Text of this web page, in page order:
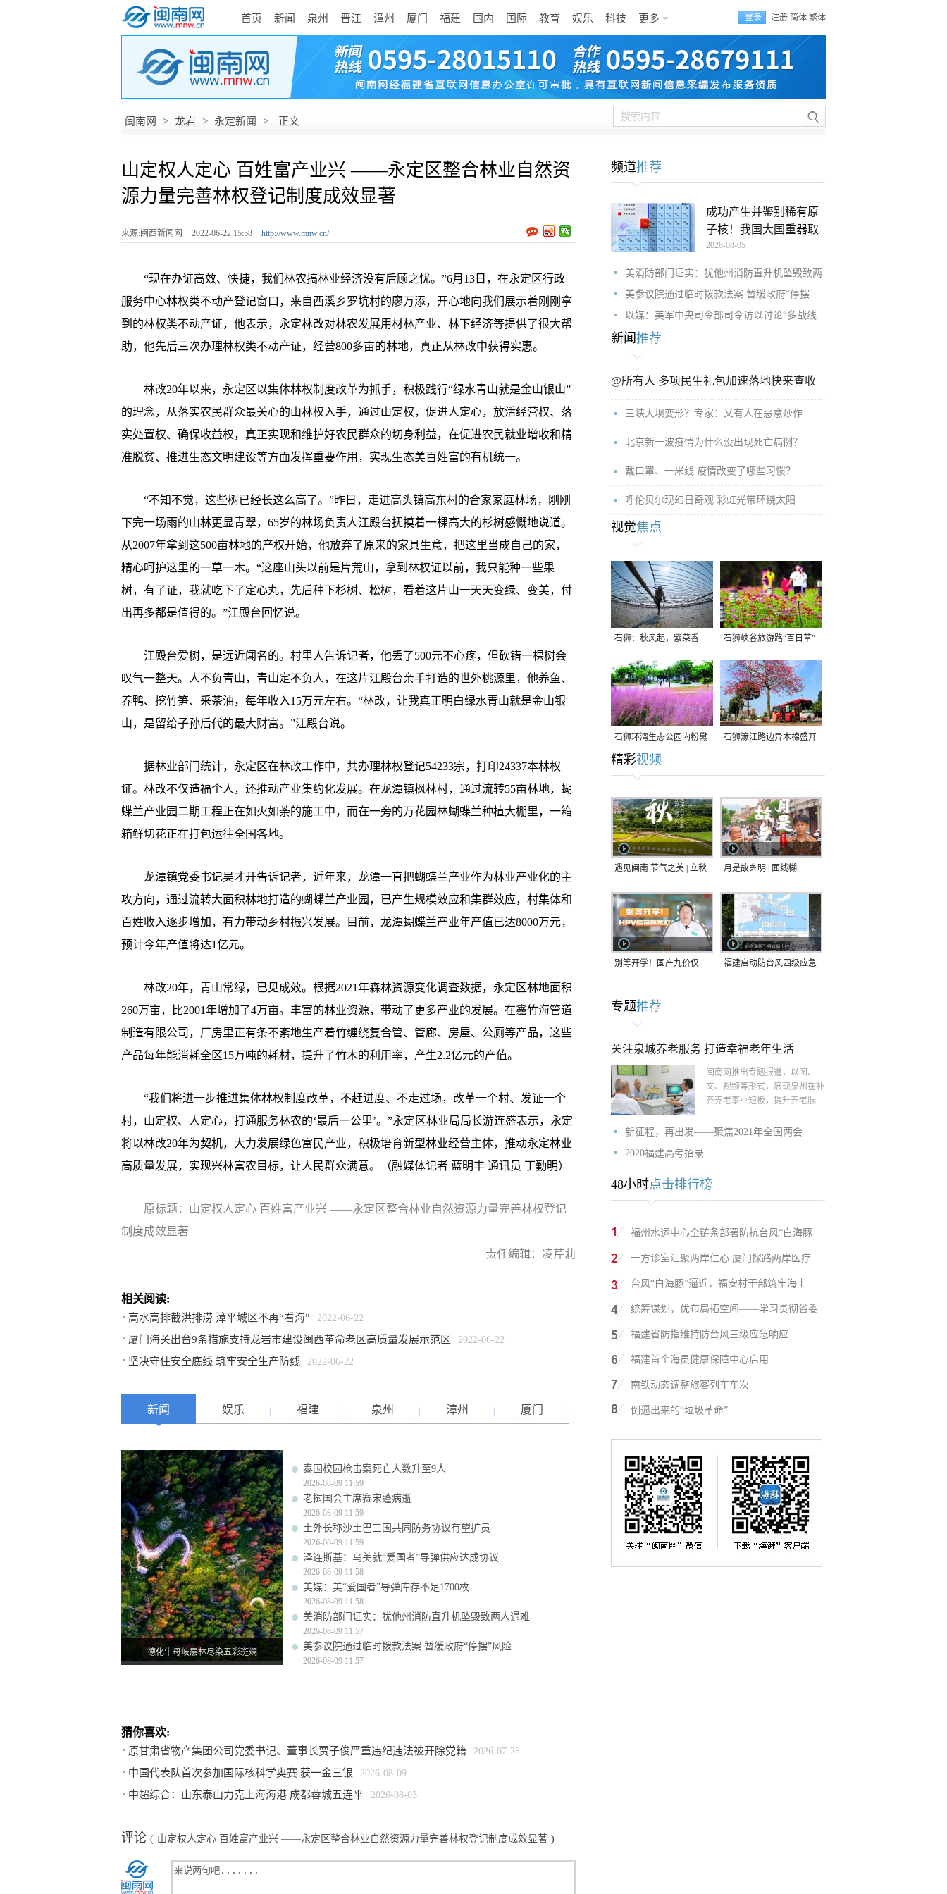
首页 新闻 泉州 晋江 漳州 厦门 福建 国内 国际 教育 娱乐 科技 更多 登录 注册 简体 繁体
闽南网 > 龙岩 > 永定新闻 > 正文
山定权人定心 百姓富产业兴 ——永定区整合林业自然资
源力量完善林权登记制度成效显著
来源:闽西新闻网 2022-06-22 15:58 http://www.mnw.cn/
“现在办证高效、快捷，我们林农搞林业经济没有后顾之忧。”6月13日，在永定区行政
服务中心林权类不动产登记窗口，来自西溪乡罗坑村的廖万添，开心地向我们展示着刚刚拿
到的林权类不动产证，他表示，永定林改对林农发展用材林产业、林下经济等提供了很大帮
助，他先后三次办理林权类不动产证，经营800多亩的林地，真正从林改中获得实惠。
林改20年以来，永定区以集体林权制度改革为抓手，积极践行“绿水青山就是金山银山”
的理念，从落实农民群众最关心的山林权入手，通过山定权，促进人定心，放活经营权、落
实处置权、确保收益权，真正实现和维护好农民群众的切身利益，在促进农民就业增收和精
准脱贫、推进生态文明建设等方面发挥重要作用，实现生态美百姓富的有机统一。
“不知不觉，这些树已经长这么高了。”昨日，走进高头镇高东村的合家家庭林场，刚刚
下完一场雨的山林更显青翠，65岁的林场负责人江殿台抚摸着一棵高大的杉树感慨地说道。
从2007年拿到这500亩林地的产权开始，他放弃了原来的家具生意，把这里当成自己的家，
精心呵护这里的一草一木。“这座山头以前是片荒山，拿到林权证以前，我只能种一些果
树，有了证，我就吃下了定心丸，先后种下杉树、松树，看着这片山一天天变绿、变美，付
出再多都是值得的。”江殿台回忆说。
江殿台爱树，是远近闻名的。村里人告诉记者，他丢了500元不心疼，但砍错一棵树会
叹气一整天。人不负青山，青山定不负人，在这片江殿台亲手打造的世外桃源里，他养鱼、
养鸭、挖竹笋、采茶油，每年收入15万元左右。“林改，让我真正明白绿水青山就是金山银
山，是留给子孙后代的最大财富。”江殿台说。
据林业部门统计，永定区在林改工作中，共办理林权登记54233宗，打印24337本林权
证。林改不仅造福个人，还推动产业集约化发展。在龙潭镇枫林村，通过流转55亩林地，蝴
蝶兰产业园二期工程正在如火如荼的施工中，而在一旁的万花园林蝴蝶兰种植大棚里，一箱
箱鲜切花正在打包运往全国各地。
龙潭镇党委书记吴才开告诉记者，近年来，龙潭一直把蝴蝶兰产业作为林业产业化的主
攻方向，通过流转大面积林地打造的蝴蝶兰产业园，已产生规模效应和集群效应，村集体和
百姓收入逐步增加，有力带动乡村振兴发展。目前，龙潭蝴蝶兰产业年产值已达8000万元，
预计今年产值将达1亿元。
林改20年，青山常绿，已见成效。根据2021年森林资源变化调查数据，永定区林地面积
260万亩，比2001年增加了4万亩。丰富的林业资源，带动了更多产业的发展。在鑫竹海管道
制造有限公司，厂房里正有条不紊地生产着竹缠绕复合管、管廊、房屋、公厕等产品，这些
产品每年能消耗全区15万吨的耗材，提升了竹木的利用率，产生2.2亿元的产值。
“我们将进一步推进集体林权制度改革，不赶进度、不走过场，改革一个村、发证一个
村，山定权、人定心，打通服务林农的‘最后一公里’。”永定区林业局局长游连盛表示，永定
将以林改20年为契机，大力发展绿色富民产业，积极培育新型林业经营主体，推动永定林业
高质量发展，实现兴林富农目标，让人民群众满意。（融媒体记者 蓝明丰 通讯员 丁勤明）
原标题：山定权人定心 百姓富产业兴 ——永定区整合林业自然资源力量完善林权登记
制度成效显著
责任编辑：凌芹莉
相关阅读:
高水高排截洪排涝 漳平城区不再“看海” 2022-06-22
厦门海关出台9条措施支持龙岩市建设闽西革命老区高质量发展示范区 2022-06-22
坚决守住安全底线 筑牢安全生产防线 2022-06-22
新闻 娱乐 福建 泉州 漳州 厦门
德化牛母岐层林尽染五彩斑斓
泰国校园枪击案死亡人数升至9人
2026-08-09 11:59
老挝国会主席赛宋蓬病逝
2026-08-09 11:59
土外长称沙土巴三国共同防务协议有望扩员
2026-08-09 11:59
泽连斯基：乌美就“爱国者”导弹供应达成协议
2026-08-09 11:58
美媒：美“爱国者”导弹库存不足1700枚
2026-08-09 11:58
美消防部门证实：犹他州消防直升机坠毁致两人遇难
2026-08-09 11:57
美参议院通过临时拨款法案 暂缓政府“停摆”风险
2026-08-09 11:57
猜你喜欢:
原甘肃省物产集团公司党委书记、董事长贾子俊严重违纪违法被开除党籍 2026-07-28
中国代表队首次参加国际核科学奥赛 获一金三银 2026-08-09
中超综合：山东泰山力克上海海港 成都蓉城五连平 2026-08-03
评论 ( 山定权人定心 百姓富产业兴 ——永定区整合林业自然资源力量完善林权登记制度成效显著 )
频道推荐
成功产生并鉴别稀有原
子核！我国大国重器取
2026-08-05
美消防部门证实：犹他州消防直升机坠毁致两
美参议院通过临时拨款法案 暂缓政府“停摆
以媒：美军中央司令部司令访以讨论“多战线
新闻 推荐
@所有人 多项民生礼包加速落地快来查收
三峡大坝变形？专家：又有人在恶意炒作
北京新一波疫情为什么没出现死亡病例？
戴口罩、一米线 疫情改变了哪些习惯？
呼伦贝尔现幻日奇观 彩虹光带环绕太阳
视觉焦点
石狮：秋风起，紫菜香 石狮峡谷旅游路“百日草”
争相斗艳
石狮环湾生态公园内粉黛
乱子草盛放
石狮濠江路边异木棉盛开
精彩视频
遇见闽南 节气之美 | 立秋 月是故乡明 | 面线糊
别等开学！国产九价仅
紧打
福建启动防台风四级应急
专题推荐
关注泉城养老服务 打造幸福老年生活
闽南网推出专题报道，以图、
文、视频等形式，展现泉州在补
齐养老事业短板，提升养老服
新征程，再出发——聚焦2021年全国两会
2020福建高考招录
48小时点击排行榜
福州水运中心全链条部署防抗台风“白海豚
一方诊室汇聚两岸仁心 厦门探路两岸医疗
台风“白海豚”逼近，福安村干部筑牢海上
统筹谋划，优布局拓空间——学习贯彻省委
福建省防指维持防台风三级应急响应
福建首个海员健康保障中心启用
南铁动态调整旅客列车车次
倒逼出来的“垃圾革命”